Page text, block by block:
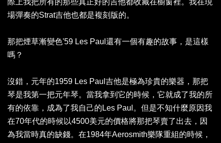
際上我把所有的那些真正好的吉他都收藏在櫥窗裡。我在現
場彈奏的Strat吉他也都是複刻版的。
那把煙草漸變色'59 Les Paul還有一個有趣的故事，是這樣
嗎？
沒錯，元年的1959 Les Paul吉他是極為珍貴的樂器，那把
琴是我第一把元年琴。當我拿到它的時候，它就成了我的所
有的依靠，成為了我自己的Les Paul。但是不知什麼原因我
在70年代的時候以4500美元的價格將那把琴賣了出去，因
為我當時真的缺錢。在1984年Aerosmith樂隊重組的時候，